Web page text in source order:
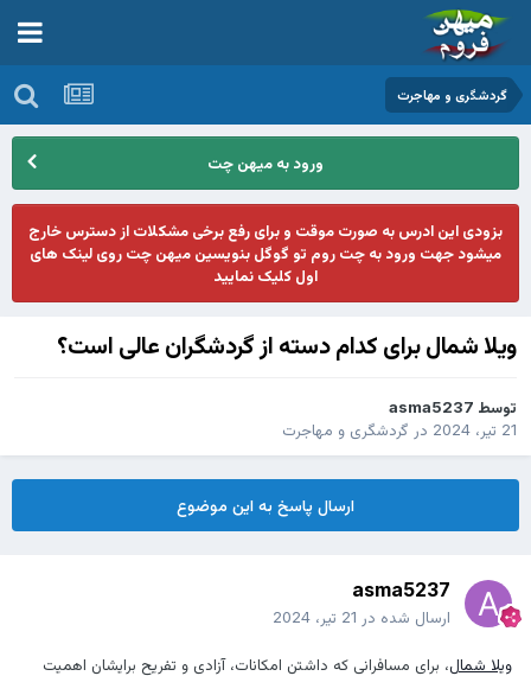
گردشگری و مهاجرت
ورود به میهن چت
بزودی این ادرس به صورت موقت و برای رفع برخی مشکلات از دسترس خارج
میشود جهت ورود به چت روم تو گوگل بنویسین میهن چت روی لینک های
اول کلیک نمایید
ویلا شمال برای کدام دسته از گردشگران عالی است؟
توسط asma5237
21 تیر، 2024
در گردشگری و مهاجرت
ارسال پاسخ به این موضوع
asma5237
ارسال شده در 21 تیر، 2024
ویلا شمال، برای مسافرانی که داشتن امکانات، آزادی و تفریح برایشان اهمیت